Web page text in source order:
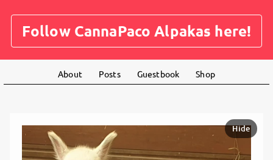
Follow CannaPaco Alpakas here!
About Posts Guestbook Shop
Hide